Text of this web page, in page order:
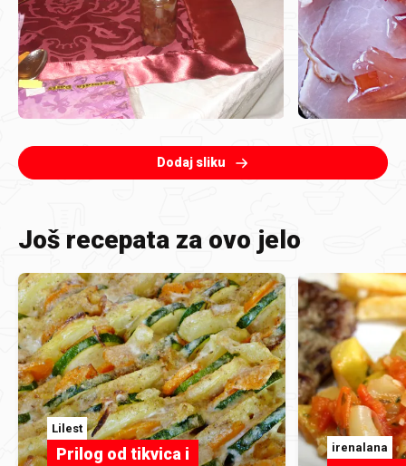
Dodaj sliku
Još recepata za ovo jelo
Lilest
Prilog od tikvica i
irenalana